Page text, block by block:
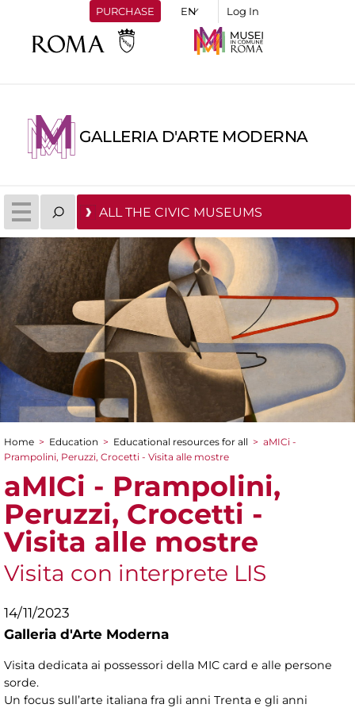
PURCHASE Log In
GALLERIA D'ARTE MODERNA
ALL THE CIVIC MUSEUMS
You are here
Home > Education > Educational resources for all > aMICi -
Prampolini, Peruzzi, Crocetti - Visita alle mostre
aMICi - Prampolini,
Peruzzi, Crocetti -
Visita alle mostre
Visita con interprete LIS
14/11/2023
Galleria d'Arte Moderna
Visita dedicata ai possessori della MIC card e alle persone
sorde.
Un focus sull’arte italiana fra gli anni Trenta e gli anni